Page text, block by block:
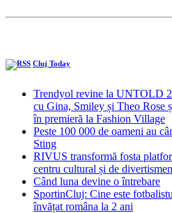
Cluj Today
Trendyol revine la UNTOLD
cu Gina, Smiley și Theo Rose
în premieră la Fashion Village
Peste 100 000 de oameni au
Sting
RIVUS transformă fosta
centru cultural și de
Când luna devine o întrebare
SportinCluj: Cine este
învățat româna la 2 ani